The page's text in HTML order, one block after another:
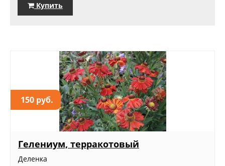
Купить
150 руб.
Гелениум, терракотовый
Деленка